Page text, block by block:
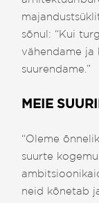
sõnul: “Kui
vähendame ja
suurendame.”
MEIE
“Oleme
suurte
neid kõnetab